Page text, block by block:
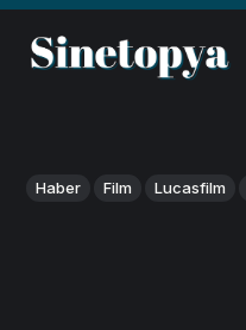
Haber Film Lucasfilm